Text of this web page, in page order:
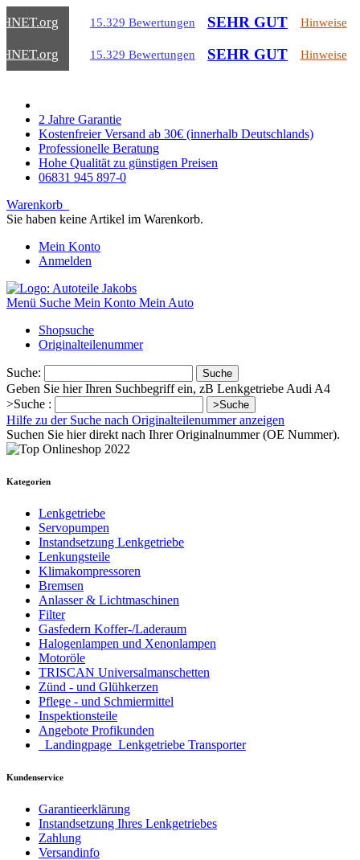
.org 15.329 Bewertungen SEHR GUT Hinweise
.org 15.329 Bewertungen SEHR GUT Hinweise
2 Jahre Garantie
Kostenfreier Versand ab 30€ (innerhalb Deutschlands)
Professionelle Beratung
Hohe Qualität zu günstigen Preisen
06831 945 897-0
Warenkorb
Sie haben keine Artikel im Warenkorb.
Mein Konto
Anmelden
Menü Suche Mein Konto Mein Auto
Shopsuche
Originalteilenummer
Suche: Suche
Geben Sie hier Ihren Suchbegriff ein, zB Lenkgetriebe Audi A4
>Suche :
>Suche
Hilfe zu der Suche nach Originalteilenummer anzeigen
Suchen Sie hier direkt nach Ihrer Originalnummer (OE Nummer).
Kategorien
Lenkgetriebe
Servopumpen
Instandsetzung Lenkgetriebe
Lenkungsteile
Klimakompressoren
Bremsen
Anlasser & Lichtmaschinen
Filter
Gasfedern Koffer-/Laderaum
Halogenlampen und Xenonlampen
Motoröle
TRISCAN Universalmanschetten
Zünd - und Glühkerzen
Pflege - und Schmiermittel
Inspektionsteile
Angebote Profikunden
_Landingpage_Lenkgetriebe Transporter
Kundenservice
Garantieerklärung
Instandsetzung Ihres Lenkgetriebes
Zahlung
Versandinfo